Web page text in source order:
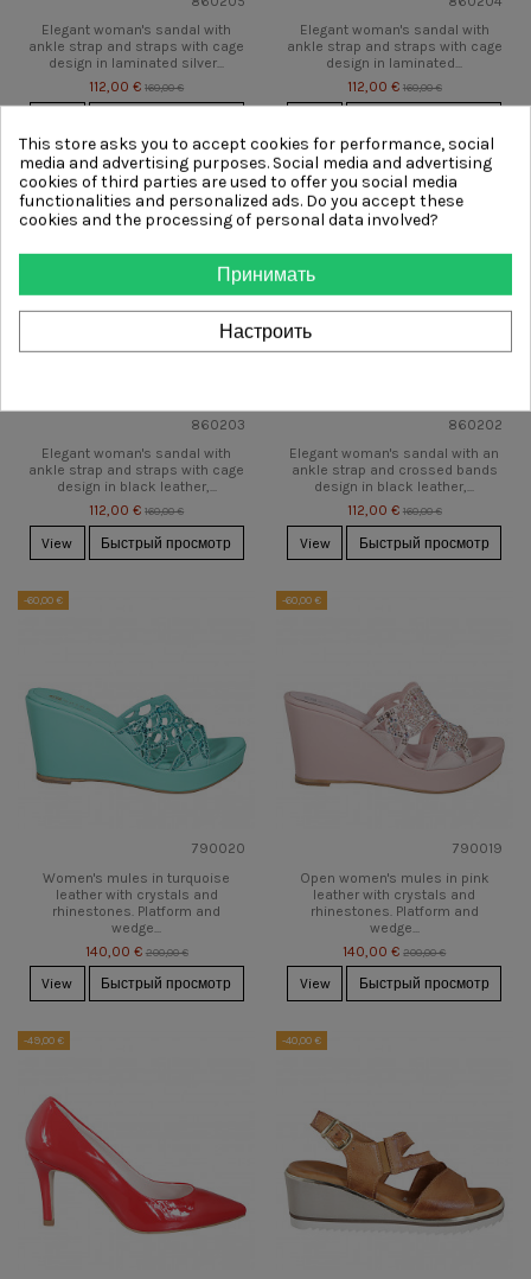
Elegant woman's sandal with
ankle strap and straps with cage
design in laminated silver...
112,00 € 160,00 €
Elegant woman's sandal with
ankle strap and straps with cage
design in laminated...
112,00 € 160,00 €
-48,00 €
860203
Elegant woman's sandal with
ankle strap and straps with cage
design in black leather,...
112,00 € 160,00 €
View Быстрый просмотр
-48,00 €
860202
Elegant woman's sandal with an
ankle strap and crossed bands
design in black leather,...
112,00 € 160,00 €
View Быстрый просмотр
-60,00 €
790020
Women's mules in turquoise
leather with crystals and
rhinestones. Platform and
wedge...
140,00 € 200,00 €
View Быстрый просмотр
-60,00 €
790019
Open women's mules in pink
leather with crystals and
rhinestones. Platform and
wedge...
140,00 € 200,00 €
View Быстрый просмотр
-49,00 € -40,00 €
This store asks you to accept cookies for performance, social
media and advertising purposes. Social media and advertising
cookies of third parties are used to offer you social media
functionalities and personalized ads. Do you accept these
cookies and the processing of personal data involved?
Принимать
Настроить